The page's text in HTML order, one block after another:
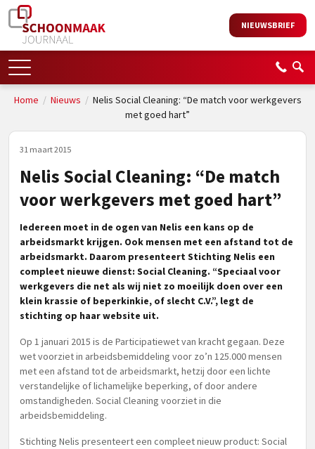
NIEUWSBRIEF
Home / Nieuws / Nelis Social Cleaning: “De match voor werkgevers
met goed hart”
31 maart 2015
Nelis Social Cleaning: “De match
voor werkgevers met goed hart”
Iedereen moet in de ogen van Nelis een kans op de
arbeidsmarkt krijgen. Ook mensen met een afstand tot de
arbeidsmarkt. Daarom presenteert Stichting Nelis een
compleet nieuwe dienst: Social Cleaning. “Speciaal voor
werkgevers die net als wij niet zo moeilijk doen over een
klein krassie of beperkinkie, of slecht C.V.”, legt de
stichting op haar website uit.
Op 1 januari 2015 is de Participatiewet van kracht gegaan. Deze
wet voorziet in arbeidsbemiddeling voor zo’n 125.000 mensen
met een afstand tot de arbeidsmarkt, hetzij door een lichte
verstandelijke of lichamelijke beperking, of door andere
omstandigheden. Social Cleaning voorziet in die
arbeidsbemiddeling.
Stichting Nelis presenteert een compleet nieuw product: Social